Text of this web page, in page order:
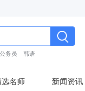
公务员 韩语
选名师 新闻资讯